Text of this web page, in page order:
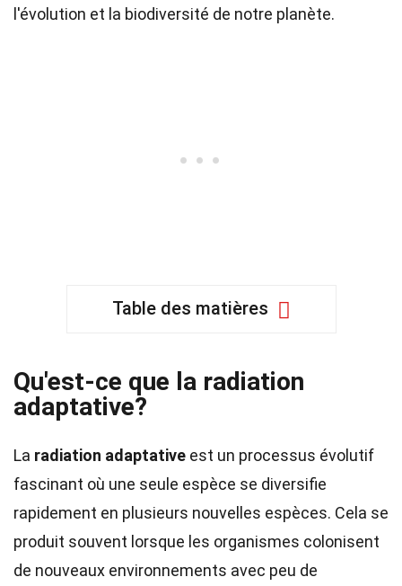
l'évolution et la biodiversité de notre planète.
Table des matières
Qu'est-ce que la radiation
adaptative?
La radiation adaptative est un processus évolutif
fascinant où une seule espèce se diversifie
rapidement en plusieurs nouvelles espèces. Cela se
produit souvent lorsque les organismes colonisent
de nouveaux environnements avec peu de